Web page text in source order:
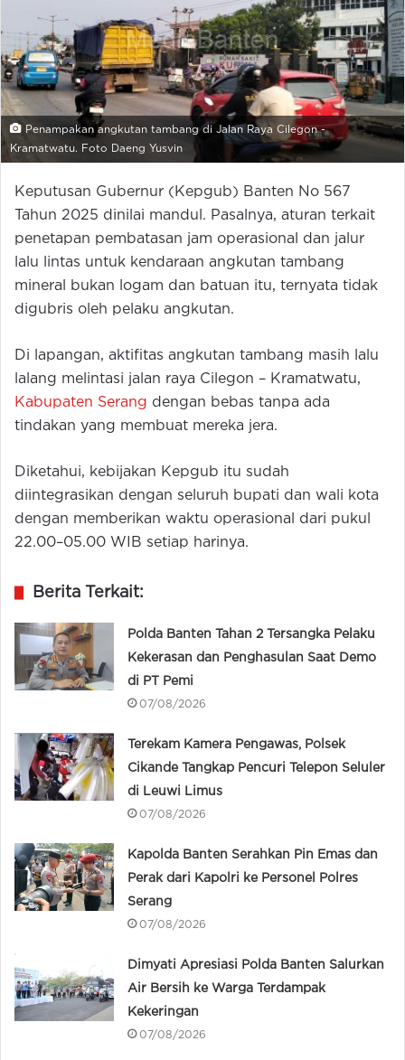
Penampakan angkutan tambang di Jalan Raya Cilegon -
Kramatwatu. Foto Daeng Yusvin
Keputusan Gubernur (Kepgub) Banten No 567
Tahun 2025 dinilai mandul. Pasalnya, aturan terkait
penetapan pembatasan jam operasional dan jalur
lalu lintas untuk kendaraan angkutan tambang
mineral bukan logam dan batuan itu, ternyata tidak
digubris oleh pelaku angkutan.
Di lapangan, aktifitas angkutan tambang masih lalu
lalang melintasi jalan raya Cilegon – Kramatwatu,
Kabupaten Serang dengan bebas tanpa ada
tindakan yang membuat mereka jera.
Diketahui, kebijakan Kepgub itu sudah
diintegrasikan dengan seluruh bupati dan wali kota
dengan memberikan waktu operasional dari pukul
22.00–05.00 WIB setiap harinya.
Berita Terkait:
Polda Banten Tahan 2 Tersangka Pelaku
Kekerasan dan Penghasulan Saat Demo
di PT Pemi
07/08/2026
Terekam Kamera Pengawas, Polsek
Cikande Tangkap Pencuri Telepon Seluler
di Leuwi Limus
07/08/2026
Kapolda Banten Serahkan Pin Emas dan
Perak dari Kapolri ke Personel Polres
Serang
07/08/2026
Dimyati Apresiasi Polda Banten Salurkan
Air Bersih ke Warga Terdampak
Kekeringan
07/08/2026